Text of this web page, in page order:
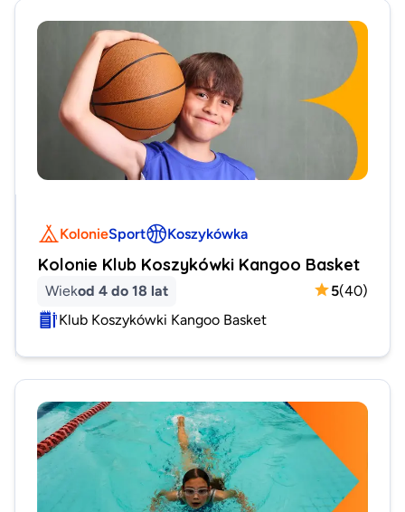
KolonieSport Koszykówka
Kolonie Klub Koszykówki Kangoo Basket
Wiekod 4 do 18 lat 5(40)
Klub Koszykówki Kangoo Basket